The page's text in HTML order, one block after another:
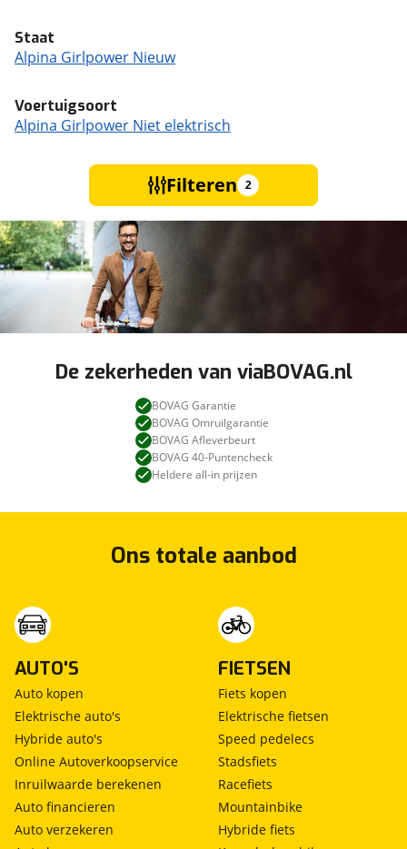
Staat
Alpina Girlpower Nieuw
Voertuigsoort
Alpina Girlpower Niet elektrisch
Filteren 2
De zekerheden van viaBOVAG.nl
BOVAG Garantie
BOVAG Omruilgarantie
BOVAG Afleverbeurt
BOVAG 40-Puntencheck
Heldere all-in prijzen
Ons totale aanbod
AUTO'S
Auto kopen
Elektrische auto's
Hybride auto's
Online Autoverkoopservice
Inruilwaarde berekenen
Auto financieren
Auto verzekeren
FIETSEN
Fiets kopen
Elektrische fietsen
Speed pedelecs
Stadsfiets
Racefiets
Mountainbike
Hybride fiets